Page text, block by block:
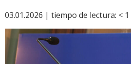
03.01.2026 | tiempo de lectura: < 1